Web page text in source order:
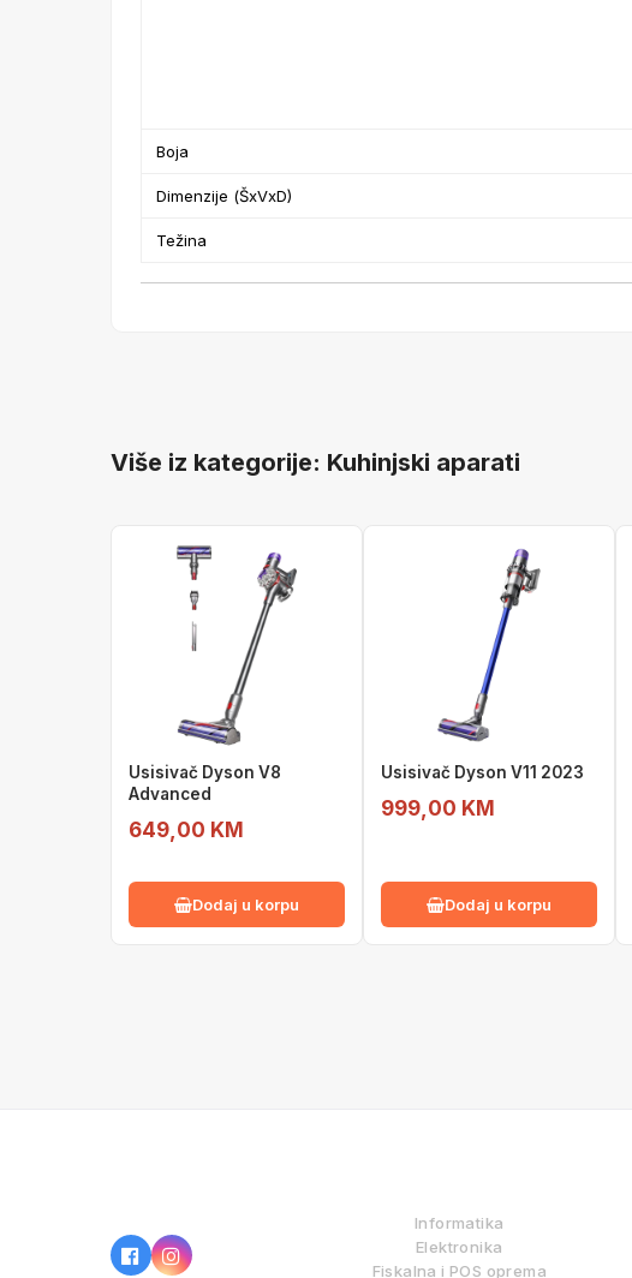
Boja
Dimenzije (ŠxVxD)
Težina
Više iz kategorije: Kuhinjski aparati
Usisivač Dyson V8
Advanced
649,00 KM
Dodaj u korpu
Usisivač Dyson V11 2023
999,00 KM
Dodaj u korpu
Informatika
Elektronika
Fiskalna i POS oprema